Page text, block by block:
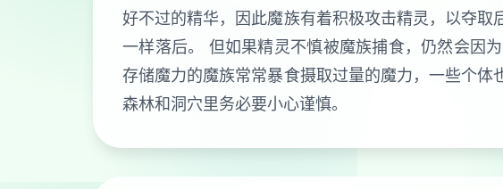
好不过的精华，因此魔族有着积极攻击精灵，以夺
一样落后。 但如果精灵不慎被魔族捕食，仍然会因
存储魔力的魔族常常暴食摄取过量的魔力，一些个
森林和洞穴里务必要小心谨慎。